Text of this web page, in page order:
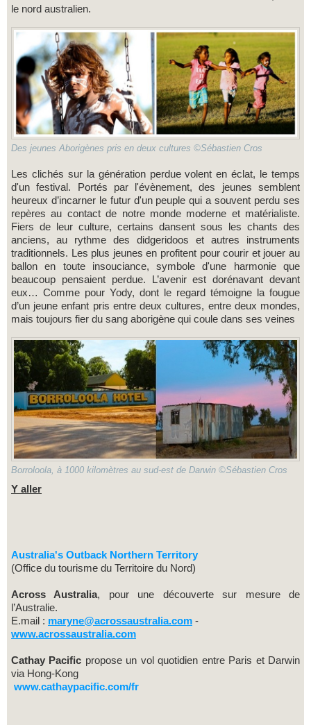
le nord australien.
Des jeunes Aborigènes pris en deux cultures ©Sébastien Cros
Les clichés sur la génération perdue volent en éclat, le temps
d'un festival. Portés par l'évènement, des jeunes semblent
heureux d’incarner le futur d'un peuple qui a souvent perdu ses
repères au contact de notre monde moderne et matérialiste.
Fiers de leur culture, certains dansent sous les chants des
anciens, au rythme des didgeridoos et autres instruments
traditionnels. Les plus jeunes en profitent pour courir et jouer au
ballon en toute insouciance, symbole d'une harmonie que
beaucoup pensaient perdue. L’avenir est dorénavant devant
eux… Comme pour Yody, dont le regard témoigne la fougue
d’un jeune enfant pris entre deux cultures, entre deux mondes,
mais toujours fier du sang aborigène qui coule dans ses veines
Borroloola, à 1000 kilomètres au sud-est de Darwin ©Sébastien Cros
Y aller
Australia's Outback Northern Territory
(Office du tourisme du Territoire du Nord)
Across Australia, pour une découverte sur mesure de
l’Australie.
E.mail : maryne@acrossaustralia.com -
www.acrossaustralia.com
Cathay Pacific propose un vol quotidien entre Paris et Darwin
via Hong-Kong
www.cathaypacific.com/fr